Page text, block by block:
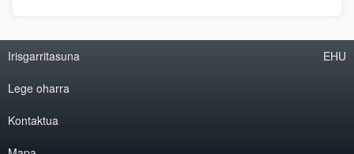
Irisgarritasuna
Lege oharra
Kontaktua
EHU